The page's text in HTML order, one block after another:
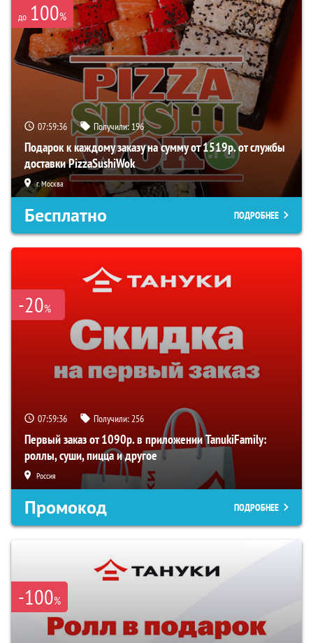
до 100%
07:59:36 Получили:196
Подарок к каждому заказу на сумму от 1519р. от службы
доставки PizzaSushiWok
г. Москва
Бесплатно ПОДРОБНЕЕ
-20%
07:59:36 Получили:256
Первый заказ от 1090р. в приложении TanukiFamily:
роллы, суши, пицца и другое
Россия
Промокод ПОДРОБНЕЕ
-100%